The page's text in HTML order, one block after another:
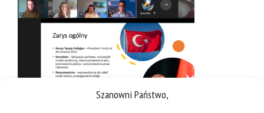
Szanowni Państwo,